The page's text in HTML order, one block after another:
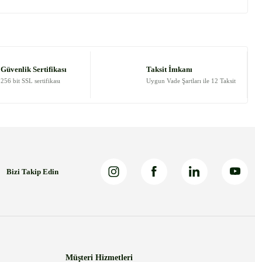
Güvenlik Sertifikası
256 bit SSL sertifikası
Taksit İmkanı
Uygun Vade Şartları ile 12 Taksit
Bizi Takip Edin
Müşteri Hizmetleri